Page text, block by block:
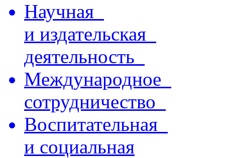
Научная
и издательская
деятельность
Международное
сотрудничество
Воспитательная
и социальная